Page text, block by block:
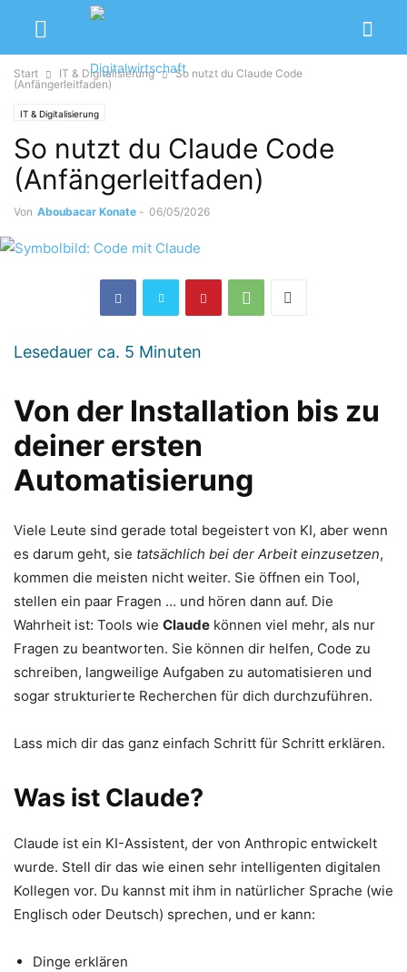
Start IT & Digitalisierung
So nutzt du Claude Code
(Anfängerleitfaden)
IT & Digitalisierung
So nutzt du Claude Code
(Anfängerleitfaden)
Von Aboubacar Konate - 06/05/2026
Lesedauer ca. 5 Minuten
Von der Installation bis zu
deiner ersten
Automatisierung
Viele Leute sind gerade total begeistert von KI, aber wenn
es darum geht, sie tatsächlich bei der Arbeit einzusetzen,
kommen die meisten nicht weiter. Sie öffnen ein Tool,
stellen ein paar Fragen … und hören dann auf. Die
Wahrheit ist: Tools wie Claude können viel mehr, als nur
Fragen zu beantworten. Sie können dir helfen, Code zu
schreiben, langweilige Aufgaben zu automatisieren und
sogar strukturierte Recherchen für dich durchzuführen.
Lass mich dir das ganz einfach Schritt für Schritt erklären.
Was ist Claude?
Claude ist ein KI-Assistent, der von Anthropic entwickelt
wurde. Stell dir das wie einen sehr intelligenten digitalen
Kollegen vor. Du kannst mit ihm in natürlicher Sprache (wie
Englisch oder Deutsch) sprechen, und er kann:
Dinge erklären